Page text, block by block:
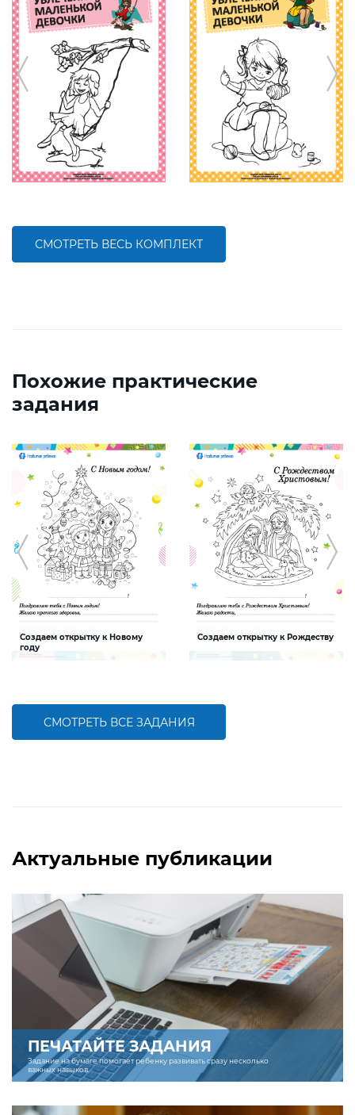
СМОТРЕТЬ ВЕСЬ КОМПЛЕКТ
Похожие практические
задания
Создаем открытку к Новому
году
Создаем открытку к Рождеству
СМОТРЕТЬ ВСЕ ЗАДАНИЯ
Актуальные публикации
ПЕЧАТАЙТЕ ЗАДАНИЯ
Задание на бумаге помогает ребенку развивать сразу несколько
важных навыков.